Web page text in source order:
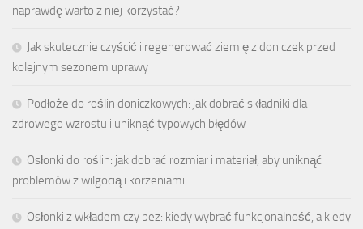
naprawdę warto z niej korzystać?
Jak skutecznie czyścić i regenerować ziemię z doniczek przed
kolejnym sezonem uprawy
Podłoże do roślin doniczkowych: jak dobrać składniki dla
zdrowego wzrostu i uniknąć typowych błędów
Osłonki do roślin: jak dobrać rozmiar i materiał, aby uniknąć
problemów z wilgocią i korzeniami
Osłonki z wkładem czy bez: kiedy wybrać funkcjonalność, a kiedy